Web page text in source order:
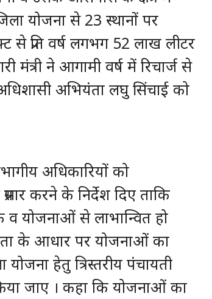
योजना से 23 स्थानों पर
से प्रति वर्ष लगभग 52 लाख लीटर
मंत्री ने आगामी वर्ष में रिचार्ज से
अधिशासी अभियंता लघु सिंचाई को
अधिकारियों को
करने के निर्देश दिए ताकि
योजनाओं से लाभान्वित हो
के आधार पर योजनाओं का
हेतु त्रिस्तरीय पंचायती
जाए । कहा कि योजनाओं का